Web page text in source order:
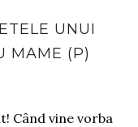
UNUI
MAME (P)
Când vine vorba